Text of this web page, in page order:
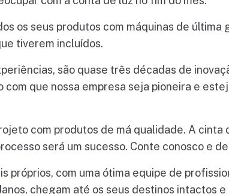
os seus produtos com máquinas de
tiverem incluídos.
são quase três décadas de
que nossa empresa seja pioneira e
com produtos de má qualidade. A
será um sucesso. Conte conosco e
próprios, com uma ótima equipe de
chegam até os seus destinos intactos